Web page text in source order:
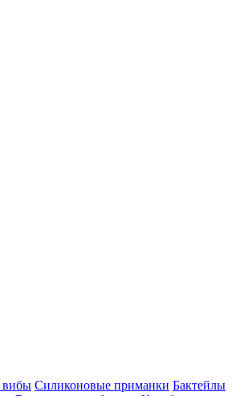
вибы Силиконовые приманки Бактейлы